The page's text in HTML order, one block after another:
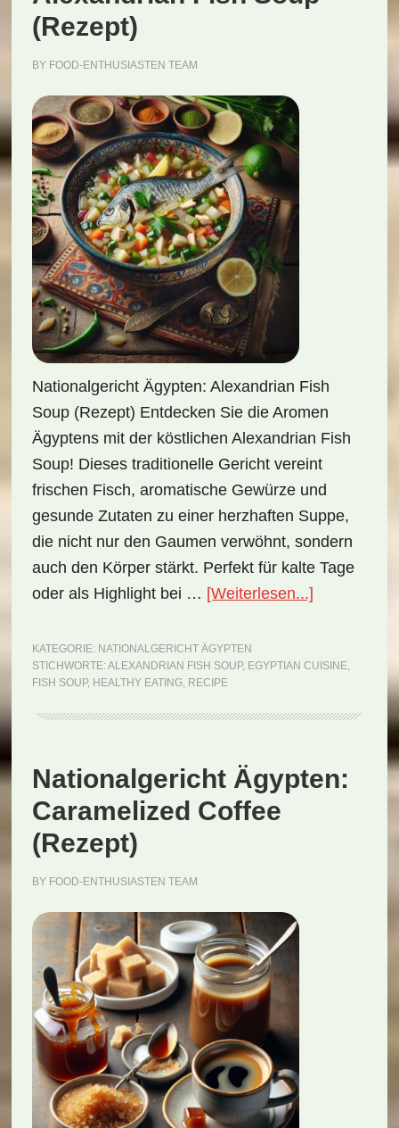
(Rezept)
BY FOOD-ENTHUSIASTEN TEAM
Nationalgericht Ägypten: Alexandrian Fish
Soup (Rezept) Entdecken Sie die Aromen
Ägyptens mit der köstlichen Alexandrian Fish
Soup! Dieses traditionelle Gericht vereint
frischen Fisch, aromatische Gewürze und
gesunde Zutaten zu einer herzhaften Suppe,
die nicht nur den Gaumen verwöhnt, sondern
auch den Körper stärkt. Perfekt für kalte Tage
oder als Highlight bei … [Weiterlesen...]
Fish
(Rezept)
KATEGORIE: NATIONALGERICHT ÄGYPTEN
STICHWORTE: ALEXANDRIAN FISH SOUP, EGYPTIAN CUISINE,
FISH SOUP, HEALTHY EATING, RECIPE
Nationalgericht Ägypten:
Caramelized Coffee
(Rezept)
BY FOOD-ENTHUSIASTEN TEAM